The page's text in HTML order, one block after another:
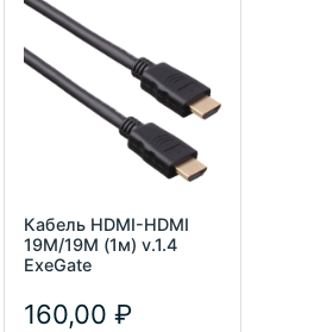
Кабель HDMI-HDMI
19M/19M (1м) v.1.4
ExeGate
160,00